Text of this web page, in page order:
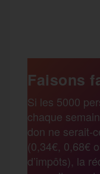
b
o
r
t
a
Faisons
Si les 5000
chaque
don ne serait-
(0,34€, 0,68€
d’impôts), la